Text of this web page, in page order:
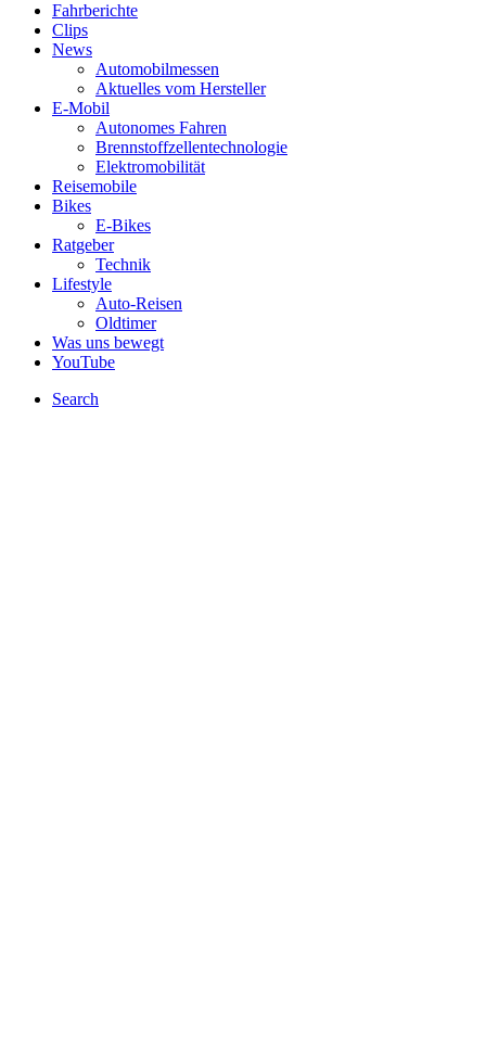
Fahrberichte
Clips
News
Automobilmessen
Aktuelles vom Hersteller
E-Mobil
Autonomes Fahren
Brennstoffzellentechnologie
Elektromobilität
Reisemobile
Bikes
E-Bikes
Ratgeber
Technik
Lifestyle
Auto-Reisen
Oldtimer
Was uns bewegt
YouTube
Search